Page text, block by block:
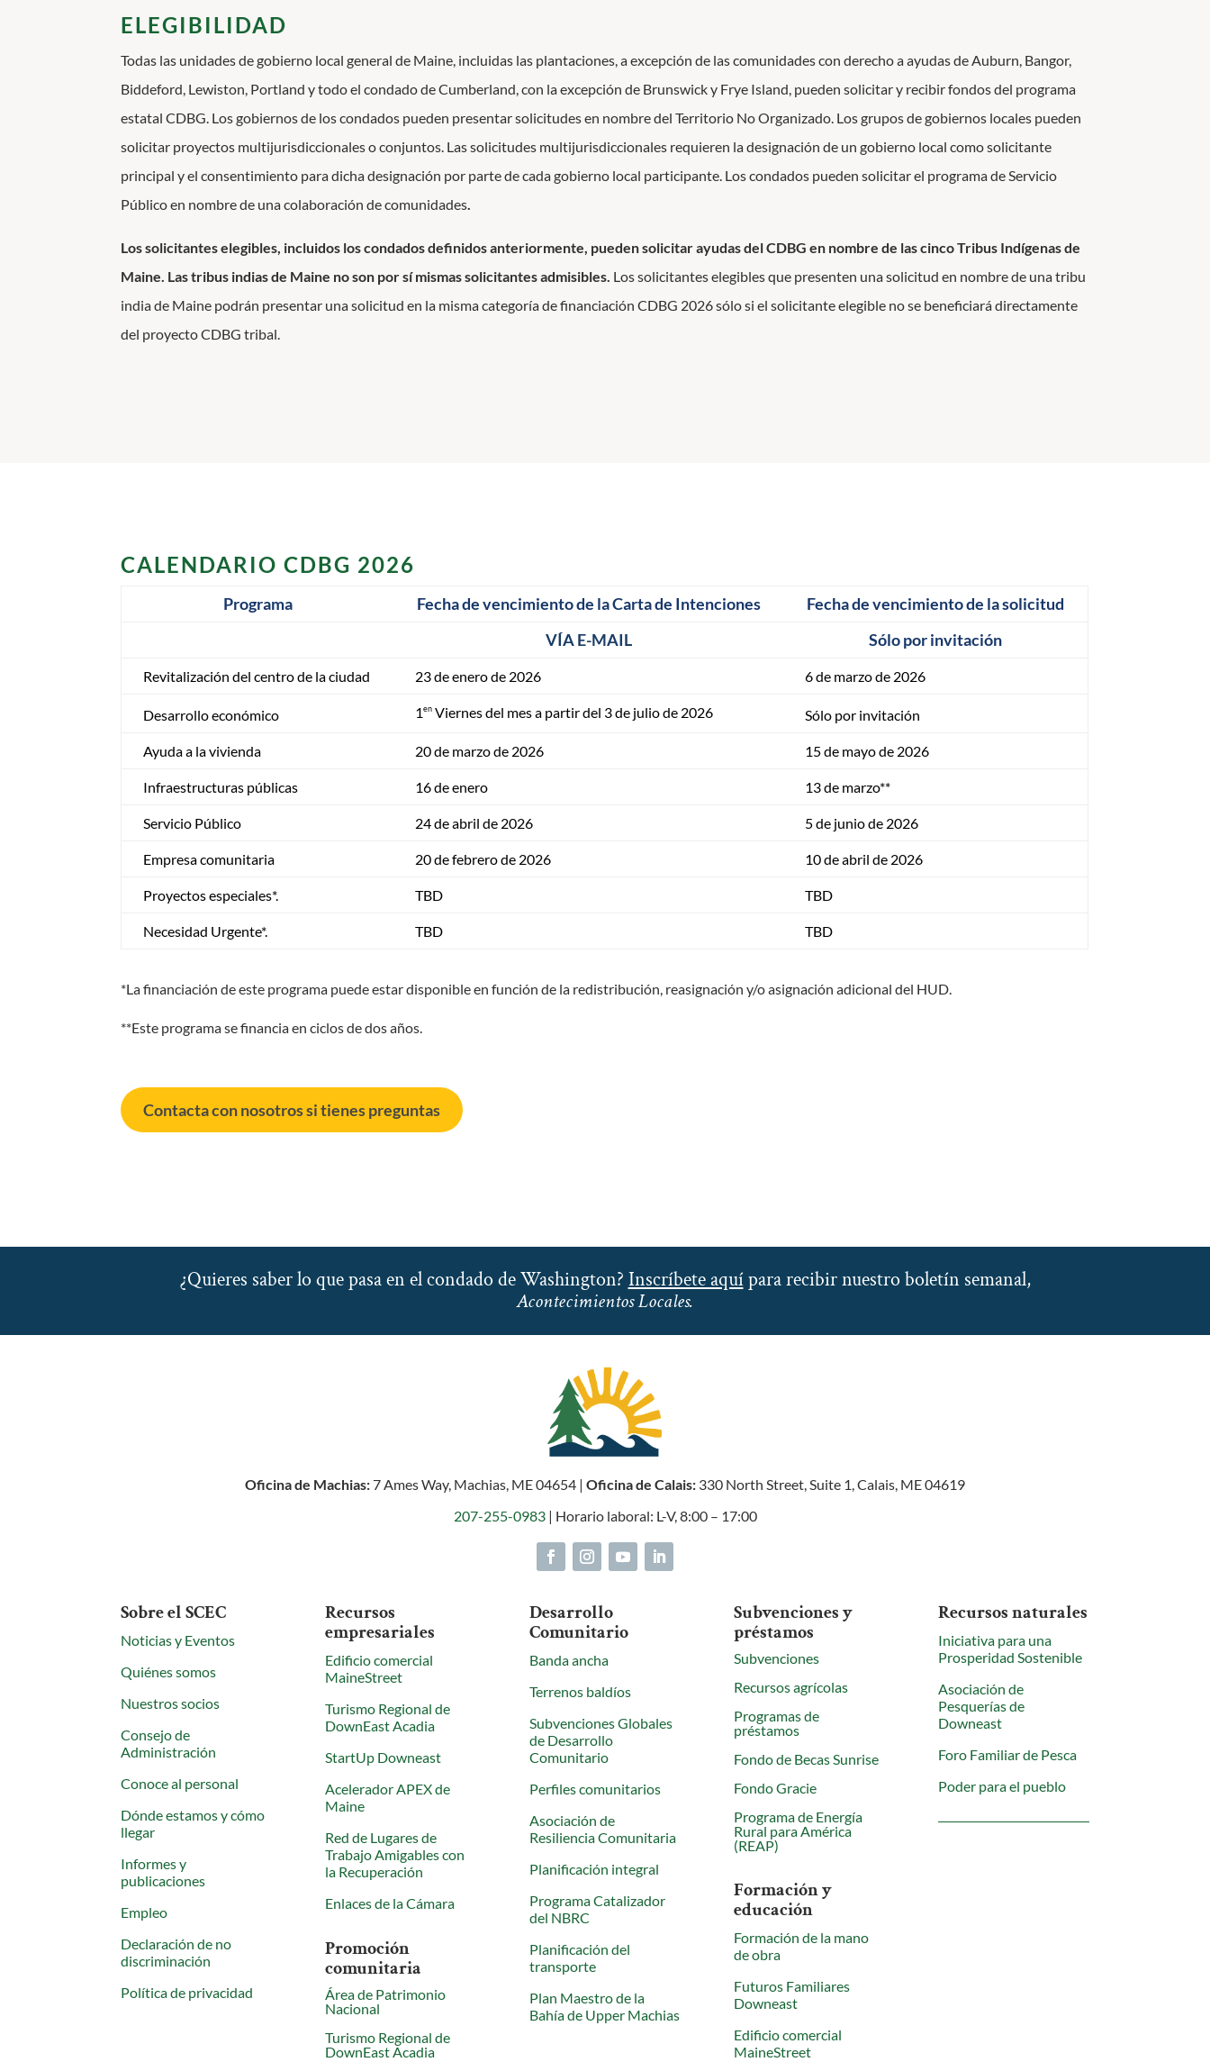
ELEGIBILIDAD
Todas las unidades de gobierno local general de Maine, incluidas las plantaciones, a excepción de las comunidades con derecho a ayudas de Auburn, Bangor,
Biddeford, Lewiston, Portland y todo el condado de Cumberland, con la excepción de Brunswick y Frye Island, pueden solicitar y recibir fondos del programa
estatal CDBG. Los gobiernos de los condados pueden presentar solicitudes en nombre del Territorio No Organizado. Los grupos de gobiernos locales pueden
solicitar proyectos multijurisdiccionales o conjuntos. Las solicitudes multijurisdiccionales requieren la designación de un gobierno local como solicitante
principal y el consentimiento para dicha designación por parte de cada gobierno local participante. Los condados pueden solicitar el programa de Servicio
Público en nombre de una colaboración de comunidades.
Los solicitantes elegibles, incluidos los condados definidos anteriormente, pueden solicitar ayudas del CDBG en nombre de las cinco Tribus Indígenas de
Maine. Las tribus indias de Maine no son por sí mismas solicitantes admisibles. Los solicitantes elegibles que presenten una solicitud en nombre de una tribu
india de Maine podrán presentar una solicitud en la misma categoría de financiación CDBG 2026 sólo si el solicitante elegible no se beneficiará directamente
del proyecto CDBG tribal.
CALENDARIO CDBG 2026
Programa Fecha de vencimiento de la Carta de Intenciones
Fecha de vencimiento de la solicitud
VÍA E-MAIL
Sólo por invitación
Revitalización del centro de la ciudad 23 de enero de 2026 6 de marzo de 2026
Desarrollo económico 1en Viernes del mes a partir del 3 de julio de 2026 Sólo por invitación
Ayuda a la vivienda 20 de marzo de 2026 15 de mayo de 2026
Infraestructuras públicas 16 de enero 13 de marzo**
Servicio Público 24 de abril de 2026 5 de junio de 2026
Empresa comunitaria 20 de febrero de 2026 10 de abril de 2026
Proyectos especiales*. TBD TBD
Necesidad Urgente*. TBD TBD
*La financiación de este programa puede estar disponible en función de la redistribución, reasignación y/o asignación adicional del HUD.
**Este programa se financia en ciclos de dos años.
Contacta con nosotros si tienes preguntas
¿Quieres saber lo que pasa en el condado de Washington? Inscríbete aquípara recibir nuestro boletín semanal,
Acontecimientos Locales.
Oficina de Machias:7 Ames Way, Machias, ME 04654 | Oficina de Calais: 330 North Street, Suite 1, Calais, ME 04619
207-255-0983| Horario laboral: L-V, 8:00 – 17:00
Sobre el SCEC
Noticias y Eventos
Quiénes somos
Nuestros socios
Consejo de
Administración
Conoce al personal
Dónde estamos y cómo
llegar
Informes y
publicaciones
Empleo
Declaración de no
discriminación
Política de privacidad
Recursos
empresariales
Edificio comercial
MaineStreet
Turismo Regional de
DownEast Acadia
StartUp Downeast
Acelerador APEX de
Maine
Red de Lugares de
Trabajo Amigables con
la Recuperación
Enlaces de la Cámara
Promoción
comunitaria
Área de Patrimonio
Nacional
Turismo Regional de
DownEast Acadia
Desarrollo
Comunitario
Banda ancha
Terrenos baldíos
Subvenciones Globales
de Desarrollo
Comunitario
Perfiles comunitarios
Asociación de
Resiliencia Comunitaria
Planificación integral
Programa Catalizador
del NBRC
Planificación del
transporte
Plan Maestro de la
Bahía de Upper Machias
Subvenciones y
préstamos
Subvenciones
Recursos agrícolas
Programas de
préstamos
Fondo de Becas Sunrise
Fondo Gracie
Programa de Energía
Rural para América
(REAP)
Formación y
educación
Formación de la mano
de obra
Futuros Familiares
Downeast
Edificio comercial
MaineStreet
Recursos naturales
Iniciativa para una
Prosperidad Sostenible
Asociación de
Pesquerías de
Downeast
Foro Familiar de Pesca
Poder para el pueblo